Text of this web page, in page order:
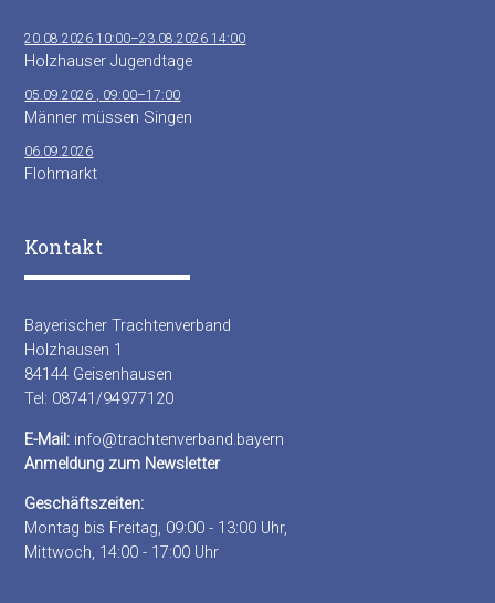
20.08.2026 10:00–23.08.2026 14:00
Holzhauser Jugendtage
05.09.2026 , 09:00–17:00
Männer müssen Singen
06.09.2026
Flohmarkt
Kontakt
Bayerischer Trachtenverband
Holzhausen 1
84144 Geisenhausen
Tel: 08741/94977120
E-Mail: info@trachtenverband.bayern
Anmeldung zum Newsletter
Geschäftszeiten:
Montag bis Freitag, 09:00 - 13:00 Uhr,
Mittwoch, 14:00 - 17:00 Uhr